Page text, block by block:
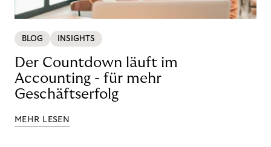
BLOG INSIGHTS
Der Countdown läuft im
Accounting - für mehr
Geschäftserfolg
MEHR LESEN